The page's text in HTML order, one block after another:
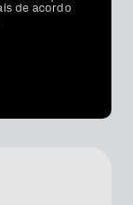
de acordo